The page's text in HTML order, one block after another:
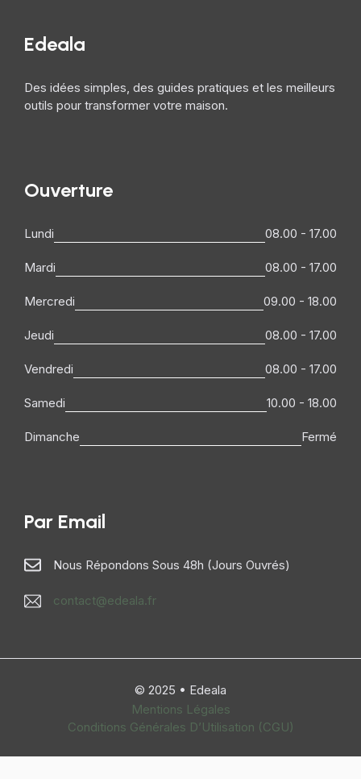
Edeala
Des idées simples, des guides pratiques et les meilleurs
outils pour transformer votre maison.
Ouverture
Lundi 08.00 - 17.00
Mardi 08.00 - 17.00
Mercredi 09.00 - 18.00
Jeudi 08.00 - 17.00
Vendredi 08.00 - 17.00
Samedi 10.00 - 18.00
Dimanche Fermé
Par Email
Nous Répondons Sous 48h (jours Ouvrés)
contact@edeala.fr
© 2025 • Edeala
Mentions Légales
Conditions Générales D’Utilisation (CGU)